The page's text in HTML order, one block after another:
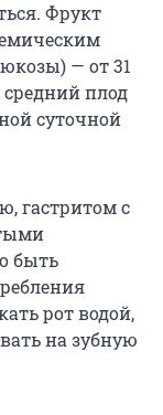
Фрукт
— от 31
средний плод
суточной
гастритом с
быть
рот водой,
на зубную